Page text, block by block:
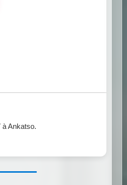
à Ankatso.